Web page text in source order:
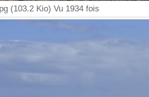
(103.2 Kio) Vu 1934 fois